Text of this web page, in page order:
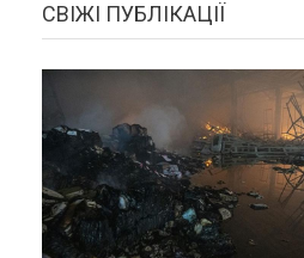
СВІЖІ ПУБЛІКАЦІЇ